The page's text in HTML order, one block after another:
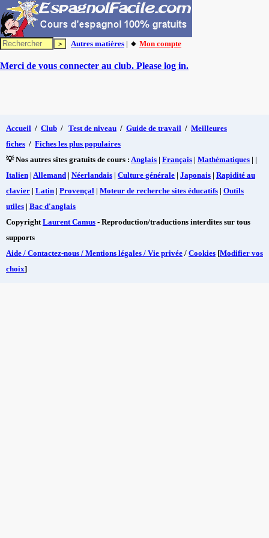
Autres matières | 🔸 Mon compte
Merci de vous connecter au club. Please log in.
Accueil / Club / Test de niveau / Guide de travail / Meilleures
fiches / Fiches les plus populaires
💡 Nos autres sites gratuits de cours : Anglais | Français | Mathématiques | |
Italien | Allemand | Néerlandais | Culture générale | Japonais | Rapidité au
clavier | Latin | Provençal | Moteur de recherche sites éducatifs | Outils
utiles | Bac d'anglais
CopyrightLaurent Camus - Reproduction/traductions interdites sur tous
supports
Aide / Contactez-nous / Mentions légales / Vie privée / Cookies [Modifier vos
choix]